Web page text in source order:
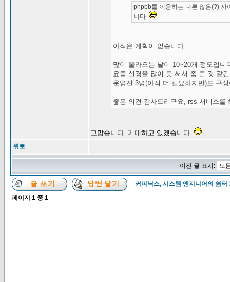
phpbb를 이용하는 다른 많은(?) 사
니다.
아직은 계획이 없습니다.
많이 올라오는 날이 10~20개 정도입니
요즘 신경을 많이 못 써서 좀 준 것 같
운영진 3명(아직 더 필요하지만)도 구
좋은 의견 감사드리구요, rss 서비스를
고맙습니다. 기대하고 있겠습니다.
위로
이전 글 표시:
커피닉스, 시스템 엔지니어의 쉼터
페이지 1 중 1